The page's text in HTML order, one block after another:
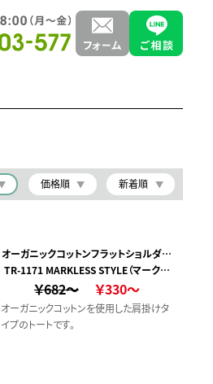
価格順 新着順
オーガニックコットンフラットショルダー
トート
TR-1171 MARKLESS STYLE（マークレ
ススタイル）
￥682～ ￥330～
オーガニックコットンを使用した肩掛けタ
イプのトートです。